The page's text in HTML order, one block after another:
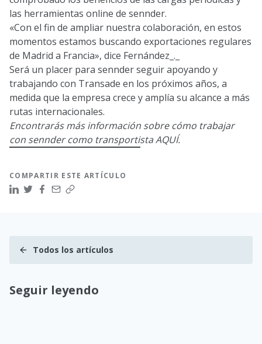
las herramientas online de sennder.
«Con el fin de ampliar nuestra colaboración, en estos
momentos estamos buscando exportaciones regulares
de Madrid a Francia», dice Fernández_._
Será un placer para sennder seguir apoyando y
trabajando con Transade en los próximos años, a
medida que la empresa crece y amplía su alcance a más
rutas internacionales.
Encontrarás más información sobre cómo trabajar
con sennder como transportistaAQUÍ.
COMPARTIR ESTE ARTÍCULO
Todos los artículos
Seguir leyendo